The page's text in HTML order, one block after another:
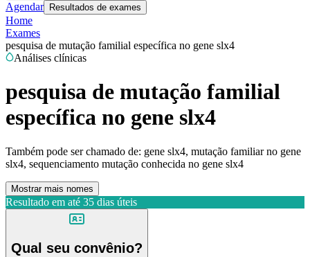
Agendar Resultados de exames
Home
Exames
pesquisa de mutação familial específica no gene slx4
Análises clínicas
pesquisa de mutação familial
específica no gene slx4
Também pode ser chamado de: gene slx4, mutação familiar no gene
slx4, sequenciamento mutação conhecida no gene slx4
Mostrar mais nomes
Resultado em até 35 dias úteis
Qual seu convênio?